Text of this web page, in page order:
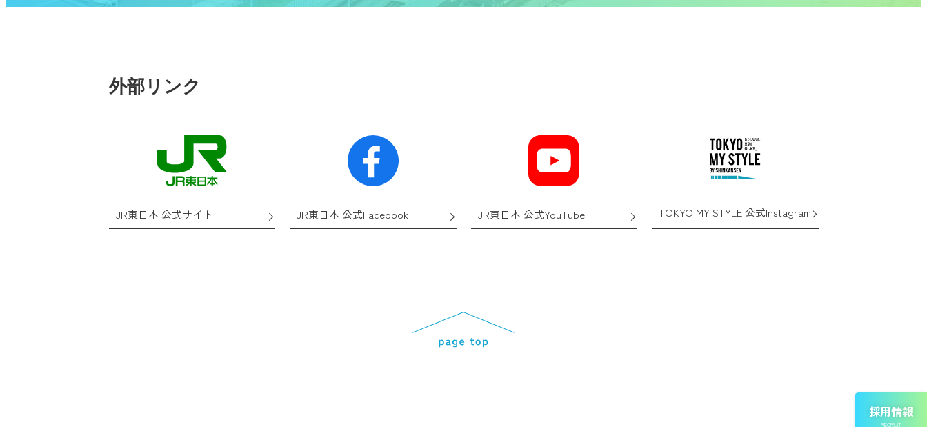
外部リンク
JR東日本 公式サイト JR東日本 公式Facebook JR東日本 公式YouTube TOKYO MY STYLE 公式Instagram
採用情報
RECRUIT